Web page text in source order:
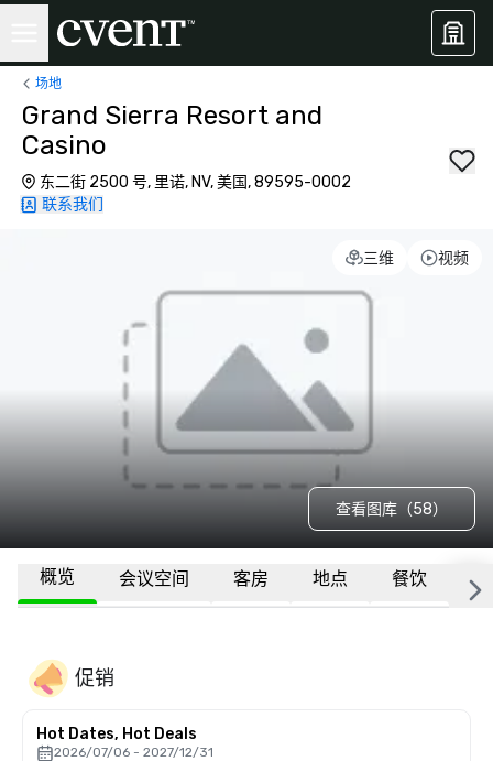
场地
Grand Sierra Resort and
Casino
东二街 2500 号, 里诺, NV, 美国, 89595-0002
联系我们
三维 视频
查看图库（58）
概览 会议空间 客房 地点 餐饮 更
促销
Hot Dates, Hot Deals
2026/07/06 - 2027/12/31